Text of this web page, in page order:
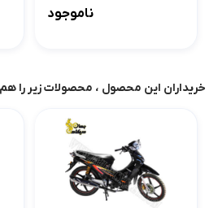
ناموجود
خریداران این محصول ، محصولات زیر را